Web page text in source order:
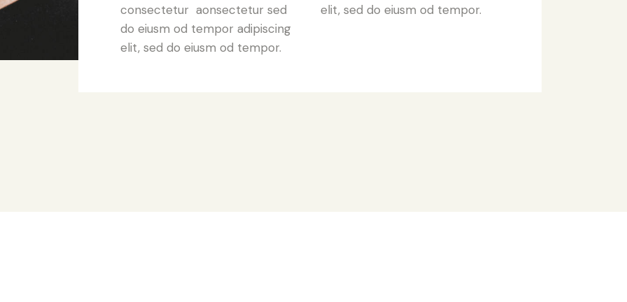
consectetur aonsectetur sed
do eiusm od tempor adipiscing
elit, sed do eiusm od tempor.
elit, sed do eiusm od tempor.